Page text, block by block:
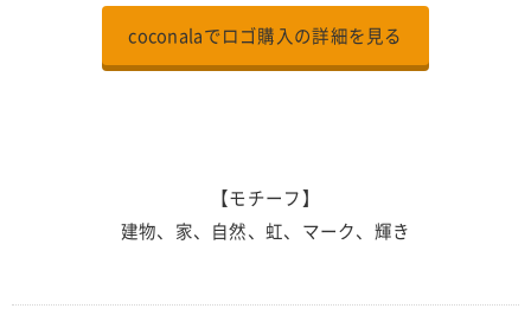
coconalaでロゴ購入の詳細を見る
【モチーフ】
建物、家、自然、虹、マーク、輝き